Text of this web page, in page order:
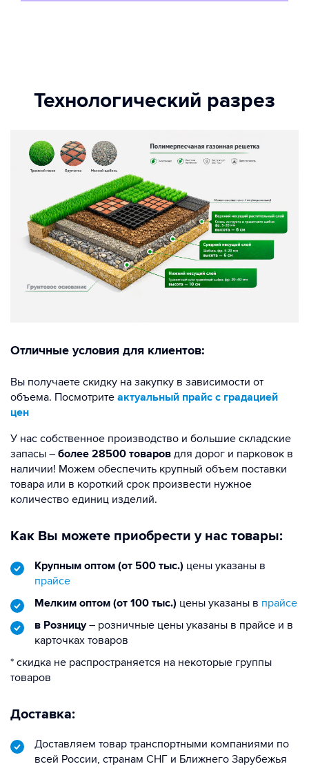
Технологический разрез
Отличные условия для клиентов:
Вы получаете скидку на закупку в зависимости от
объема. Посмотрите актуальный прайс с градацией
цен
У нас собственное производство и большие складские
запасы – более 28500 товаров для дорог и парковок в
наличии! Можем обеспечить крупный объем поставки
товара или в короткий срок произвести нужное
количество единиц изделий.
Как Вы можете приобрести у нас товары:
Крупным оптом (от 500 тыс.) цены указаны в
прайсе
Мелким оптом (от 100 тыс.) цены указаны в прайсе
в Розницу– розничные цены указаны в прайсе и в
карточках товаров
* скидка не распространяется на некоторые группы
товаров
Доставка:
Доставляем товар транспортными компаниями по
всей России, странам СНГ и Ближнего Зарубежья